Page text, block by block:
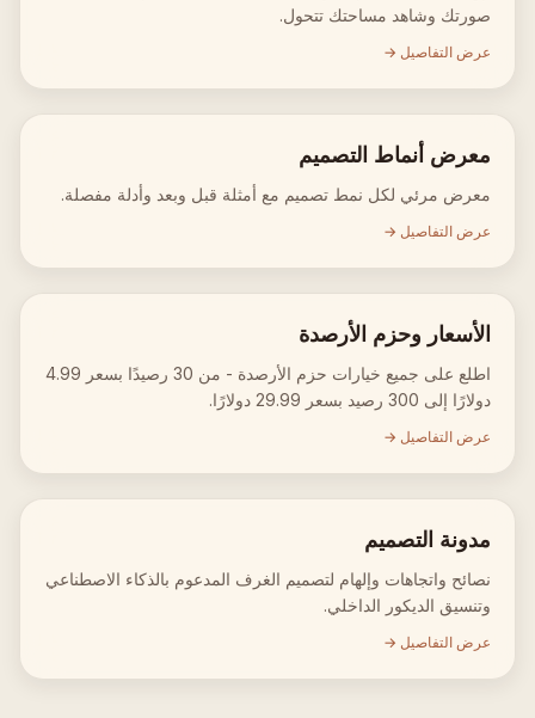
صورتك وشاهد مساحتك تتحول.
عرض التفاصيل →
معرض أنماط التصميم
معرض مرئي لكل نمط تصميم مع أمثلة قبل وبعد وأدلة مفصلة.
عرض التفاصيل →
الأسعار وحزم الأرصدة
اطلع على جميع خيارات حزم الأرصدة - من 30 رصيدًا بسعر 4.99
دولارًا إلى 300 رصيد بسعر 29.99 دولارًا.
عرض التفاصيل →
مدونة التصميم
نصائح واتجاهات وإلهام لتصميم الغرف المدعوم بالذكاء الاصطناعي
وتنسيق الديكور الداخلي.
عرض التفاصيل →